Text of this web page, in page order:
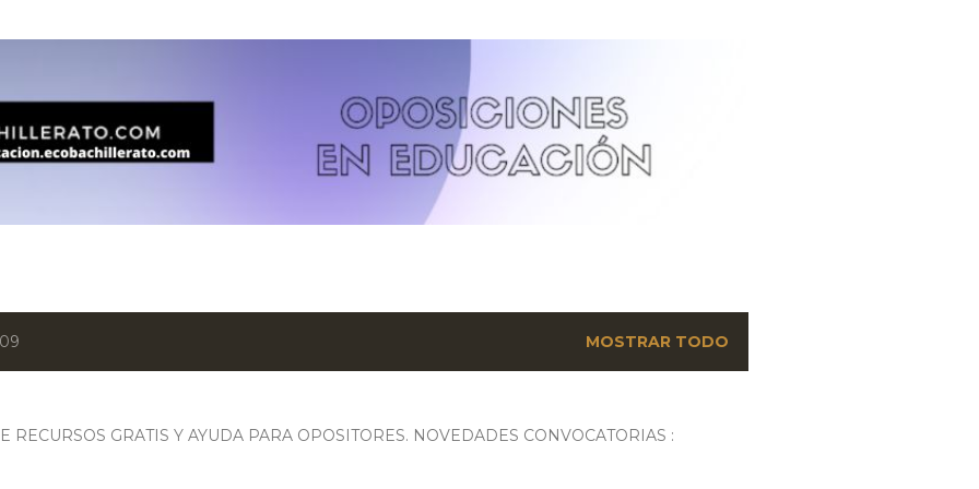
MOSTRAR TODO
RECURSOS GRATIS Y AYUDA PARA OPOSITORES. NOVEDADES CONVOCATORIAS :